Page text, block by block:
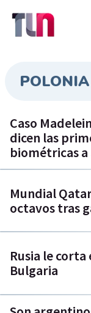
POLONIA
Caso
dicen las
biométricas
Mundial
octavos tras
Rusia le corta
Bulgaria